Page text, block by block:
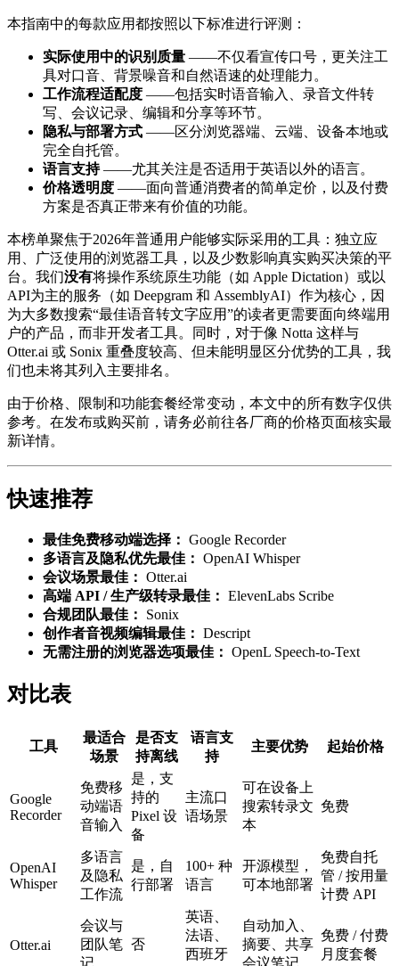
本指南中的每款应用都按照以下标准进行评测：
实际使用中的识别质量 ——不仅看宣传口号，更关注工
具对口音、背景噪音和自然语速的处理能力。
工作流程适配度 ——包括实时语音输入、录音文件转
写、会议记录、编辑和分享等环节。
隐私与部署方式 ——区分浏览器端、云端、设备本地或
完全自托管。
语言支持——尤其关注是否适用于英语以外的语言。
价格透明度 ——面向普通消费者的简单定价，以及付费
方案是否真正带来有价值的功能。
本榜单聚焦于2026年普通用户能够实际采用的工具：独立应
用、广泛使用的浏览器工具，以及少数影响真实购买决策的平
台。我们没有将操作系统原生功能（如 Apple Dictation）或以
API为主的服务（如 Deepgram 和 AssemblyAI）作为核心，因
为大多数搜索“最佳语音转文字应用”的读者更需要面向终端用
户的产品，而非开发者工具。同时，对于像 Notta 这样与
Otter.ai 或 Sonix 重叠度较高、但未能明显区分优势的工具，我
们也未将其列入主要排名。
由于价格、限制和功能套餐经常变动，本文中的所有数字仅供
参考。在发布或购买前，请务必前往各厂商的价格页面核实最
新详情。
快速推荐
最佳免费移动端选择： Google Recorder
多语言及隐私优先最佳： OpenAI Whisper
会议场景最佳： Otter.ai
高端 API / 生产级转录最佳： ElevenLabs Scribe
合规团队最佳：
Sonix
创作者音视频编辑最佳： Descript
无需注册的浏览器选项最佳： OpenL Speech-to-Text
对比表
工具
最适合
场景
是否支
持离线
语言支
持
主要优势 起始价格
Google
Recorder
免费移
动端语
音输入
是，支
持的
Pixel 设
备
主流口
语场景
可在设备上
搜索转录文
本
免费
OpenAI
Whisper
多语言
及隐私
工作流
是，自
行部署
100+ 种
语言
开源模型，
可本地部署
免费自托
管 / 按用量
计费 API
Otter.ai
会议与
团队笔
记
否
英语、
法语、
西班牙
自动加入、
摘要、共享
会议笔记
免费 / 付费
月度套餐